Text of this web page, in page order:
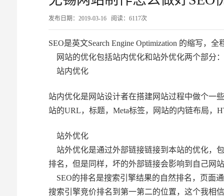
发布日期：2019-03-16 阅读：6117次
SEO是英文Search Engine Optimization 的缩写
网站的优化包括站内优化和站外优化两个部分
站内优化
站内优化是网站设计者在搭建网站过程中做个一
站的URL，标题，Meta标签，网站的内链布局
站外优化
站外优化是通过外部链接链接到本站的优化，
排名，但是同样，坏的外部链接会影响到自己网
SEO的排名是搜索引擎结果的自然排名，页面
搜索引擎竞价排名到第一第二的位置，这个我相